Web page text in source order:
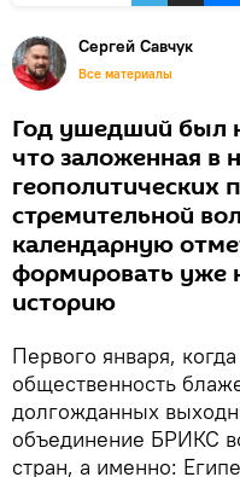
Сергей Савчук
Все материалы
Год ушедший был
что заложенная в
геополитических
стремительной
календарную
формировать уже
историю
Первого января,
общественность
долгожданных
объединение БРИКС
стран, а именно: